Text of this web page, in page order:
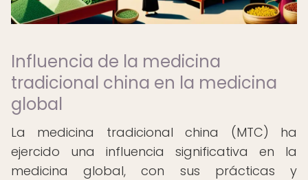
Influencia de la medicina
tradicional china en la medicina
global
La medicina tradicional china (MTC) ha
ejercido una influencia significativa en la
medicina global, con sus prácticas y